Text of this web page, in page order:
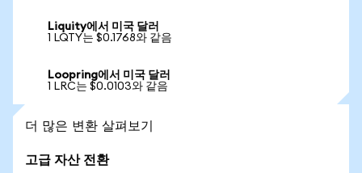
Liquity에서 미국 달러
1 LQTY는 $0.1768와 같음
Loopring에서 미국 달러
1 LRC는 $0.0103와 같음
더 많은 변환 살펴보기
고급 자산 전환